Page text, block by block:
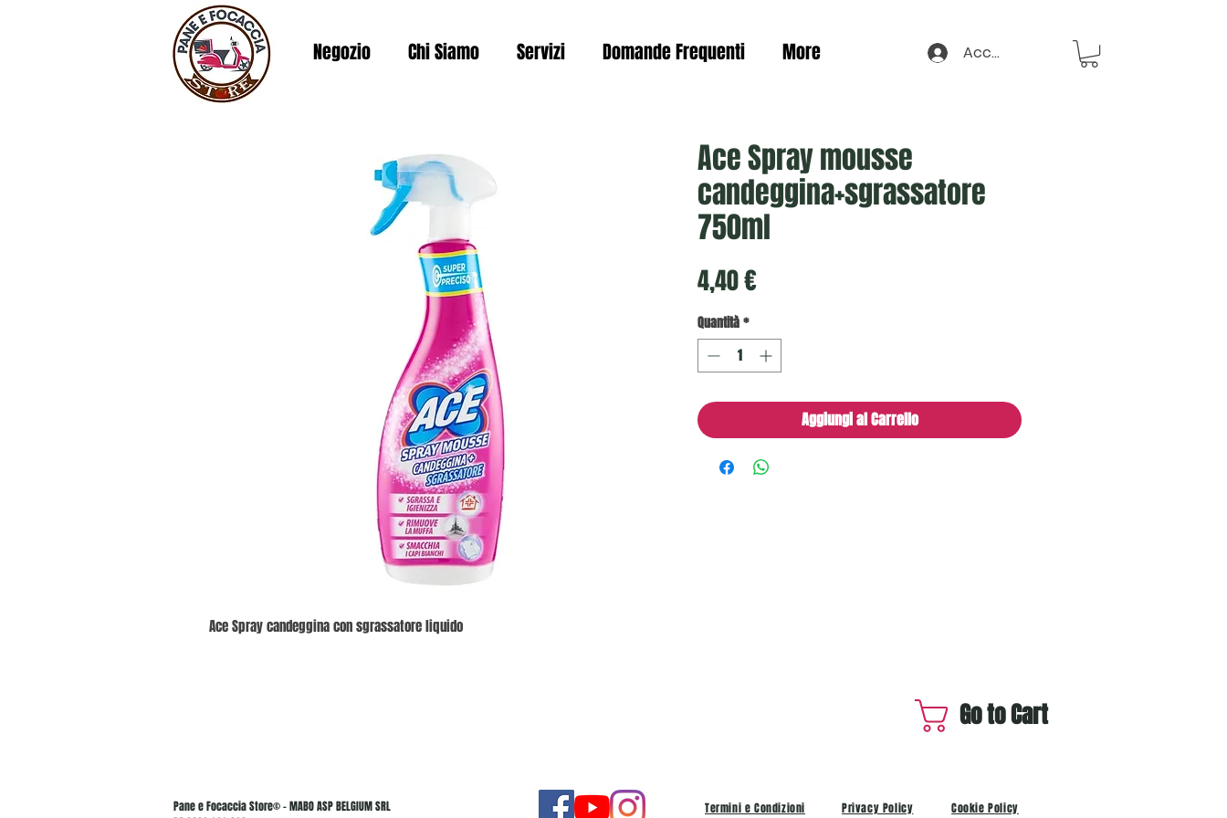
Negozio Chi Siamo Servizi Domande Frequenti More Accedi
Ace Spray candeggina con sgrassatore liquido
Ace Spray mousse
candeggina+sgrassatore
750ml
4,40 €Prezzo
Quantità*
Aggiungi al Carrello
Go to Cart
Pane e Focaccia Store© - MABO ASP BELGIUM SRL
Termini e Condizioni Privacy Policy Cookie Policy